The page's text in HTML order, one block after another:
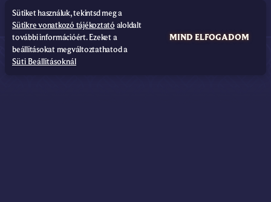
Sütiket használuk, tekintsd meg a
Sütikre vonatkozó tájékoztató aloldalt
további információért. Ezeket a
beállításokat megváltoztathatod a
Süti Beállításoknál
MIND ELFOGADOM